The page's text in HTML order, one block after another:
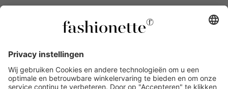
© 2026 - fashionette Plattform GmbH
inwisselbaar op alle artikelen op de pagina
fashionette.nl/selected-styles. De voorwaarden zoals vastgelegd in
artikel 9 van de algemene voorwaarden zijn van toepassing.